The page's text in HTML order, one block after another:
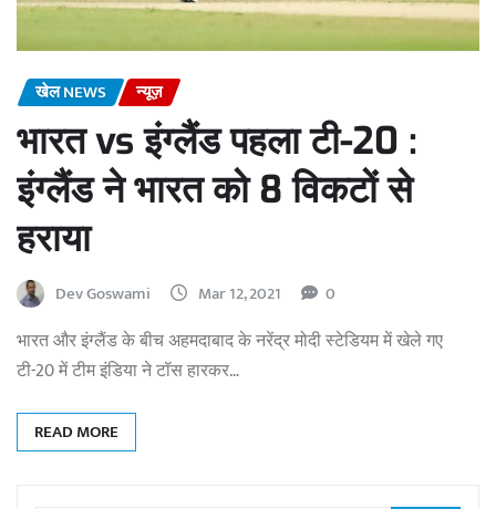
खेल NEWS न्यूज़
भारत vs इंग्लैंड पहला टी-20 :
इंग्लैंड ने भारत को 8 विकटों से
हराया
Dev Goswami Mar 12, 2021 0
भारत और इंग्लैंड के बीच अहमदाबाद के नरेंद्र मोदी स्टेडियम में खेले गए
टी-20 में टीम इंडिया ने टॉस हारकर…
READ MORE